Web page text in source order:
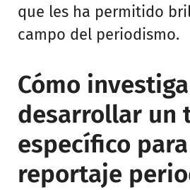
que les ha permitido
campo del periodismo.
Cómo
desarrollar un
específico
reportaje